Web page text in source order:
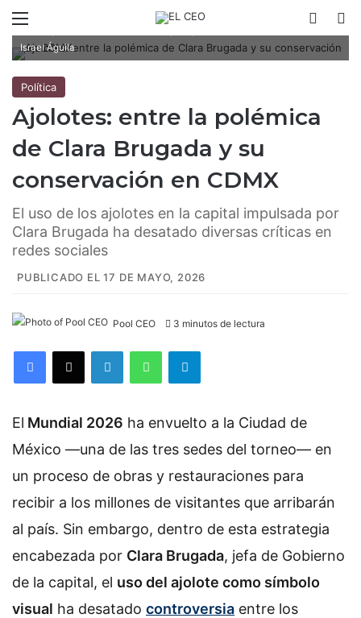
Israel Águila
Política
Ajolotes: entre la polémica
de Clara Brugada y su
conservación en CDMX
El uso de los ajolotes en la capital impulsada por
Clara Brugada ha desatado diversas críticas en
redes sociales
PUBLICADO EL 17 DE MAYO, 2026
Pool CEO 3 minutos de lectura
El Mundial 2026 ha envuelto a la Ciudad de
México —una de las tres sedes del torneo— en
un proceso de obras y restauraciones para
recibir a los millones de visitantes que arribarán
al país. Sin embargo, dentro de esta estrategia
encabezada por Clara Brugada, jefa de Gobierno
de la capital, el uso del ajolote como símbolo
visual ha desatado controversia entre los